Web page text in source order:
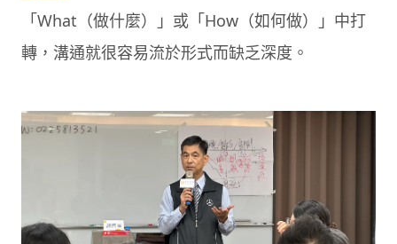
「What（做什麼）」或「How（如何做）」中打
轉，溝通就很容易流於形式而缺乏深度。